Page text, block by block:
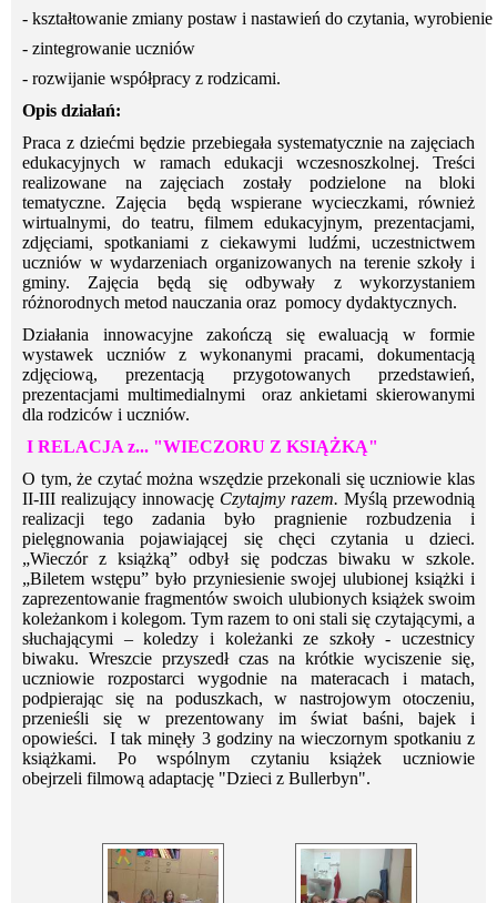
- kształtowanie zmiany postaw i nastawień do czytania,
- zintegrowanie uczniów
- rozwijanie współpracy z rodzicami.
Opis działań:
Praca z dziećmi będzie przebiegała systematycznie na zajęciach
edukacyjnych w ramach edukacji wczesnoszkolnej. Treści
realizowane na zajęciach zostały podzielone na bloki
tematyczne. Zajęcia będą wspierane wycieczkami, również
wirtualnymi, do teatru, filmem edukacyjnym, prezentacjami,
zdjęciami, spotkaniami z ciekawymi ludźmi, uczestnictwem
uczniów w wydarzeniach organizowanych na terenie szkoły i
gminy. Zajęcia będą się odbywały z wykorzystaniem
różnorodnych metod nauczania oraz pomocy dydaktycznych.
Działania innowacyjne zakończą się ewaluacją w formie
wystawek uczniów z wykonanymi pracami, dokumentacją
zdjęciową, prezentacją przygotowanych przedstawień,
prezentacjami multimedialnymi oraz ankietami skierowanymi
dla rodziców i uczniów.
I RELACJA z... "WIECZORU Z KSIĄŻKĄ"
O tym, że czytać można wszędzie przekonali się uczniowie klas
II-III realizujący innowację Czytajmy razem. Myślą przewodnią
realizacji tego zadania było pragnienie rozbudzenia i
pielęgnowania pojawiającej się chęci czytania u dzieci.
„Wieczór z książką” odbył się podczas biwaku w szkole.
„Biletem wstępu” było przyniesienie swojej ulubionej książki i
zaprezentowanie fragmentów swoich ulubionych książek swoim
koleżankom i kolegom. Tym razem to oni stali się czytającymi, a
słuchającymi – koledzy i koleżanki ze szkoły - uczestnicy
biwaku. Wreszcie przyszedł czas na krótkie wyciszenie się,
uczniowie rozpostarci wygodnie na materacach i matach,
podpierając się na poduszkach, w nastrojowym otoczeniu,
przenieśli się w prezentowany im świat baśni, bajek i
opowieści. I tak minęły 3 godziny na wieczornym spotkaniu z
książkami. Po wspólnym czytaniu książek uczniowie
obejrzeli filmową adaptację "Dzieci z Bullerbyn".